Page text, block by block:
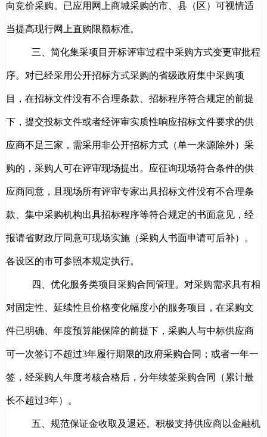
向竞价采购。已应用网上商城采购的市、县（区）可视情适
当提高现行网上直购限额标准。
三、简化集采项目开标评审过程中采购方式变更审批程
序。 对已经采用公开招标方式采购的省级政府集中采购项
目，在招标文件没有不合理条款、招标程序符合规定的前提
下，提交投标文件或者经评审实质性响应招标文件要求的供
应商不足三家，需采用非公开招标方式（单一来源除外）采
购的，采购人可在评审现场提出。应征询现场符合条件的供
应商同意，且现场所有评审专家出具招标文件没有不合理条
款、集中采购机构出具招标程序等符合规定的书面意见，经
报请省财政厅同意可现场实施（采购人书面申请可后补）。
各设区的市可参照本规定执行。
四、优化服务类项目采购合同管理。 对采购需求具有相
对固定性、延续性且价格变化幅度小的服务项目，在采购文
件已明确、年度预算能保障的前提下，采购人与中标供应商
可一次签订不超过3年履行期限的政府采购合同；或者一年一
签，经采购人年度考核合格后，分年续签采购合同（累计最
长不超过3年）。
五、规范保证金收取及退还。 积极支持供应商以金融机